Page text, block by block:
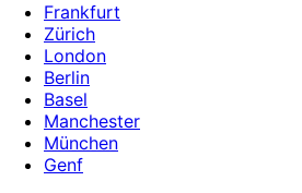
Frankfurt
Zürich
London
Berlin
Basel
Manchester
München
Genf